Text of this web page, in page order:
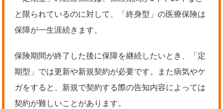
と限られているのに対して、「終身型」の医療保険は
保障が一生涯続きます。
保険期間が終了した後に保障を継続したいとき、「定
期型」では更新や新規契約が必要です。また病気やケ
ガをすると、新規で契約する際の告知内容によっては
契約が難しいことがあります。